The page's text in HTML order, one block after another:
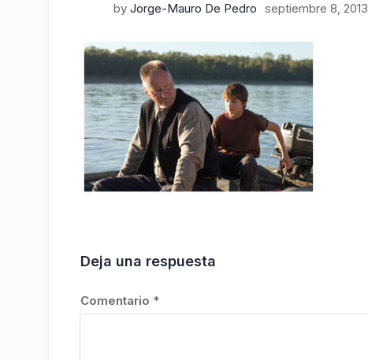
by Jorge-Mauro De Pedro septiembre 8, 2013
Deja una respuesta
Comentario *